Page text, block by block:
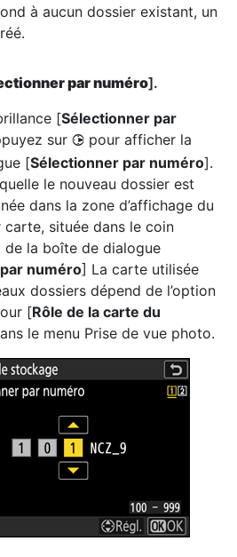
à aucun dossier existant, un
par numéro].
[Sélectionner par
sur 2 pour afficher la
[Sélectionner par numéro].
le nouveau dossier est
dans la zone d’affichage du
située dans le coin
de la boîte de dialogue
numéro] La carte utilisée
dossiers dépend de l’option
[Rôle de la carte du
le menu Prise de vue photo.